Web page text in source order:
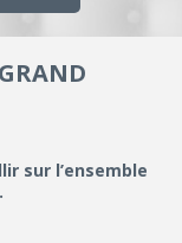
sur l’ensemble